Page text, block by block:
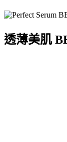
透薄美肌